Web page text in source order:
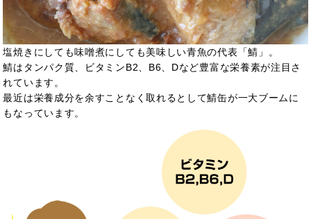
塩焼きにしても味噌煮にしても美味しい青魚の代表「鯖」。
鯖はタンパク質、ビタミンB2、B6、Dなど豊富な栄養素が注目さ
れています。
最近は栄養成分を余すことなく取れるとして鯖缶が一大ブームに
もなっています。